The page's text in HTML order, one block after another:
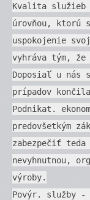
Kvalita služieb
úrovňou, ktorú
uspokojenie
vyhráva tým, že
Doposiaľ u nás
prípadov
Podnikat.
predovšetkým
zabezpečiť
nevyhnutnou,
výroby.
Povýr. služby -